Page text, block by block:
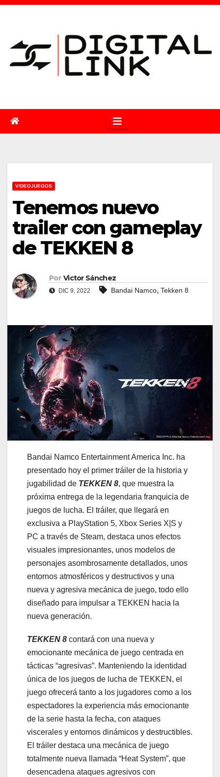
Saltar
VIDEOJUEGOS
Tenemos nuevo
trailer con gameplay
de TEKKEN 8
Por Victor Sánchez
DIC 9, 2022 Bandai Namco, Tekken 8
Bandai Namco Entertainment America Inc. ha
presentado hoy el primer tráiler de la historia y
jugabilidad de TEKKEN 8, que muestra la
próxima entrega de la legendaria franquicia de
juegos de lucha. El tráiler, que llegará en
exclusiva a PlayStation 5, Xbox Series X|S y
PC a través de Steam, destaca unos efectos
visuales impresionantes, unos modelos de
personajes asombrosamente detallados, unos
entornos atmosféricos y destructivos y una
nueva y agresiva mecánica de juego, todo ello
diseñado para impulsar a TEKKEN hacia la
nueva generación.
TEKKEN 8 contará con una nueva y
emocionante mecánica de juego centrada en
tácticas “agresivas”. Manteniendo la identidad
única de los juegos de lucha de TEKKEN, el
juego ofrecerá tanto a los jugadores como a los
espectadores la experiencia más emocionante
de la serie hasta la fecha, con ataques
viscerales y entornos dinámicos y destructibles.
El tráiler destaca una mecánica de juego
totalmente nueva llamada “Heat System”, que
desencadena ataques agresivos con